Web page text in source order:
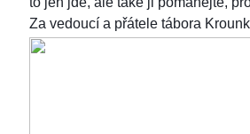
Za vedoucí a přátele tábora